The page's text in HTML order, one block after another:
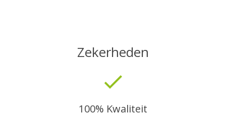
Zekerheden
done
100% Kwaliteit